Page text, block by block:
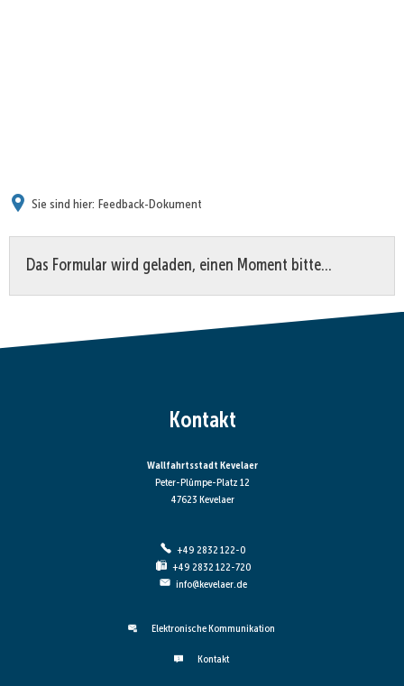
Sie sind hier: Feedback-Dokument
Das Formular wird geladen, einen Moment bitte…
Kontakt
Wallfahrtsstadt Kevelaer
Peter-Plümpe-Platz 12
47623 Kevelaer
+49 2832 122-0
+49 2832 122-720
info@kevelaer.de
Elektronische Kommunikation
Kontakt